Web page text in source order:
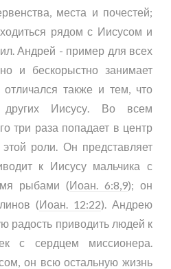
места и почестей;
рядом с Иисусом и
Андрей - пример для всех
и бескорыстно занимает
также и тем, что
других Иисусу. Во всем
три раза попадает в центр
роли. Он представляет
к Иисусу мальчика с
рыбами (Иоан. 6:8,9); он
(Иоан. 12:22). Андрею
радость приводить людей к
с сердцем миссионера.
он всю остальную жизнь